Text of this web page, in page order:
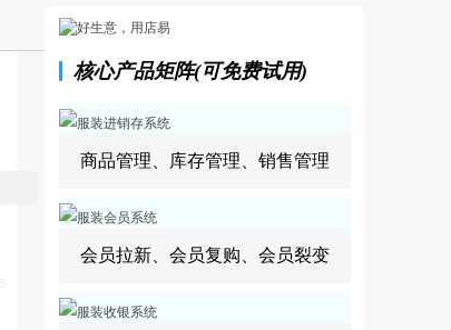
核心产品矩阵(可免费试用)
商品管理、库存管理、销售管理
会员拉新、会员复购、会员裂变